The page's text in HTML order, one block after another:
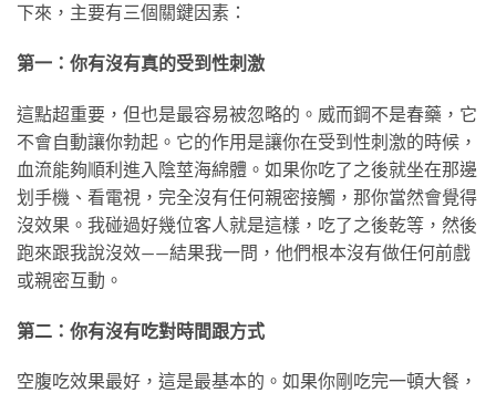
下來，主要有三個關鍵因素：
第一：你有沒有真的受到性刺激
這點超重要，但也是最容易被忽略的。威而鋼不是春藥，它
不會自動讓你勃起。它的作用是讓你在受到性刺激的時候，
血流能夠順利進入陰莖海綿體。如果你吃了之後就坐在那邊
划手機、看電視，完全沒有任何親密接觸，那你當然會覺得
沒效果。我碰過好幾位客人就是這樣，吃了之後乾等，然後
跑來跟我說沒效——結果我一問，他們根本沒有做任何前戲
或親密互動。
第二：你有沒有吃對時間跟方式
空腹吃效果最好，這是最基本的。如果你剛吃完一頓大餐，